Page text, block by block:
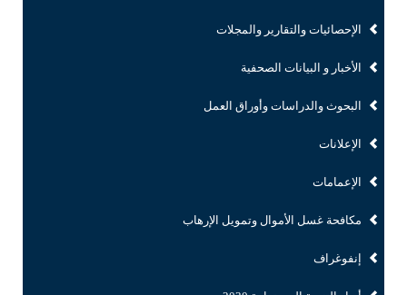
الإحصائيات والتقارير والمجلات
الأخبار و البيانات الصحفية
البحوث والدراسات وأوراق العمل
الإعلانات
الإعمامات
مكافحة غسل الأموال وتمويل الإرهاب
إنفوغراف